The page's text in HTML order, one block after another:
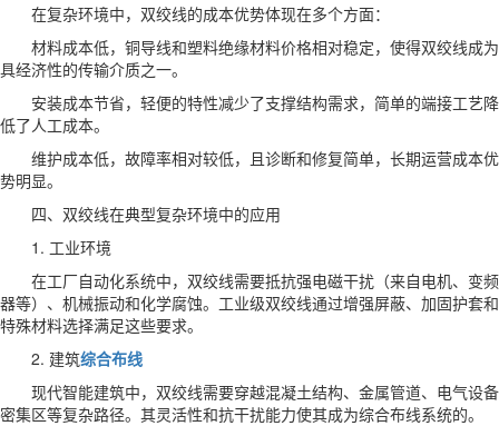
在复杂环境中，双绞线的成本优势体现在多个方面：
材料成本低，铜导线和塑料绝缘材料价格相对稳定，使得双绞线成为
具经济性的传输介质之一。
安装成本节省，轻便的特性减少了支撑结构需求，简单的端接工艺降
低了人工成本。
维护成本低，故障率相对较低，且诊断和修复简单，长期运营成本优
势明显。
四、双绞线在典型复杂环境中的应用
1. 工业环境
在工厂自动化系统中，双绞线需要抵抗强电磁干扰（来自电机、变频
器等）、机械振动和化学腐蚀。工业级双绞线通过增强屏蔽、加固护套和
特殊材料选择满足这些要求。
2. 建筑综合布线
现代智能建筑中，双绞线需要穿越混凝土结构、金属管道、电气设备
密集区等复杂路径。其灵活性和抗干扰能力使其成为综合布线系统的。